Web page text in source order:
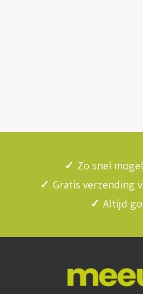
✓ Zo snel
✓ Gratis verzending
✓ Altijd